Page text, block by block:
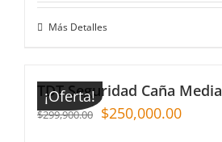
Más Detalles
¡Oferta!
TDT Seguridad Caña Media
$299,900.00 $250,000.00